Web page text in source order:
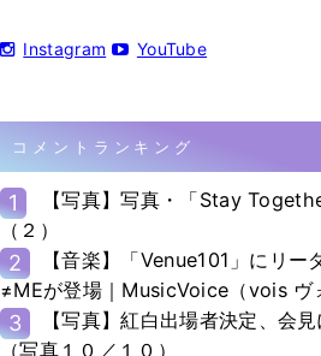
Instagram YouTube
コメントランキング
1
【写真】写真・「Stay
（２）
2
【音楽】「Venue101」にリー
≠MEが登場｜MusicVoice（vois ヴ
3
【写真】紅白出場者決定、会
（写真１０／１０）